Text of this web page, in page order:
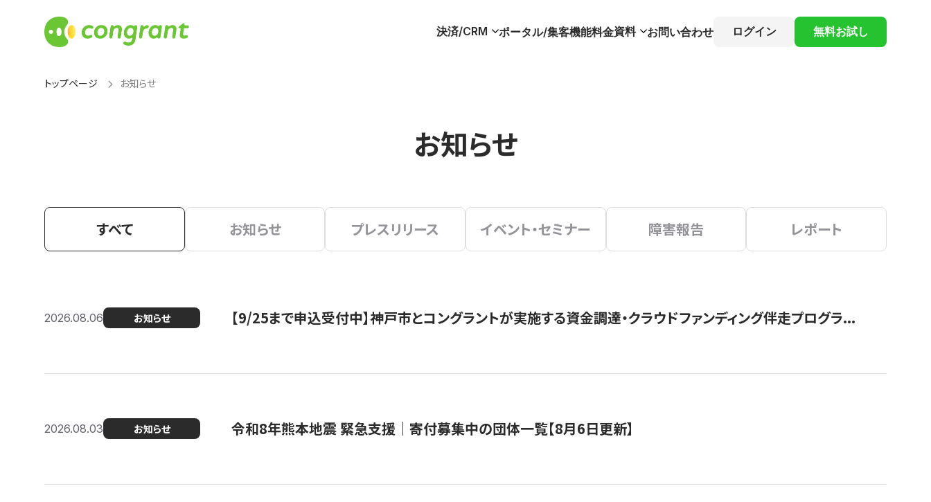
決済/CRM ポータル/集客機能料金資料 お問い合わせ ログイン 無料お試し
トップページ お知らせ
お知らせ
すべて お知らせ プレスリリース イベント・セミナー 障害報告 レポート
2026.08.06 お知らせ 【9/25まで申込受付中】神戸市とコングラントが実施する資金調達・クラウドファンディング伴走プログラ...
2026.08.03 お知らせ 令和8年熊本地震 緊急支援｜寄付募集中の団体一覧【8月6日更新】